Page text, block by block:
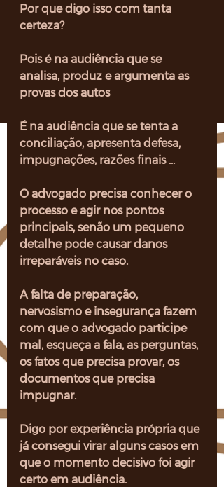
Por que digo isso com tanta
certeza?
Pois é na audiência que se
analisa, produz e argumenta as
provas dos autos
É na audiência que se tenta a
conciliação, apresenta defesa,
impugnações, razões finais ...
O advogado precisa conhecer o
processo e agir nos pontos
principais, senão um pequeno
detalhe pode causar danos
irreparáveis no caso.
A falta de preparação,
nervosismo e insegurança fazem
com que o advogado participe
mal, esqueça a fala, as perguntas,
os fatos que precisa provar, os
documentos que precisa
impugnar.
Digo por experiência própria que
já consegui virar alguns casos em
que o momento decisivo foi agir
certo em audiência.